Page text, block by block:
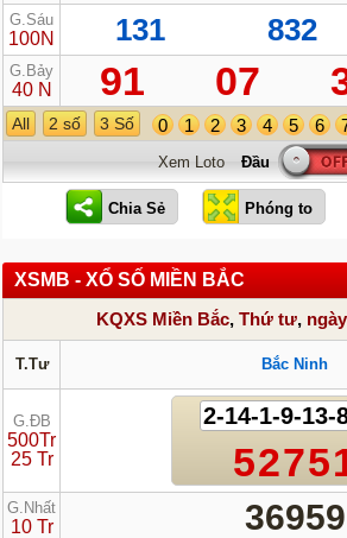
G.Sáu
100N 131 832
G.Bảy
40 N 91 07
All 2 số 3 Số 0 1 2 3 4 5 6
Xem Loto
XSMB - XỔ SỐ MIỀN BẮC
KQXS Miền Bắc, Thứ tư,
T.Tư Bắc Ninh
G.ĐB
500Tr
25 Tr
2-14-1-9-13-
G.Nhất
10 Tr 36959